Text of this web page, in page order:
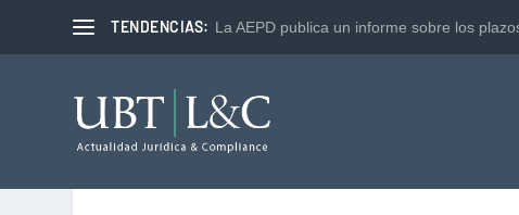
TENDENCIAS: La AEPD publica un informe sobre los